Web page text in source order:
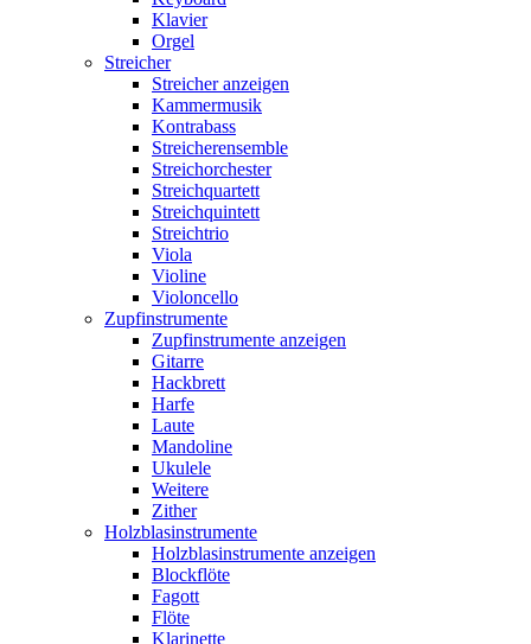
Klavier
Orgel
Streicher
Streicher anzeigen
Kammermusik
Kontrabass
Streicherensemble
Streichorchester
Streichquartett
Streichquintett
Streichtrio
Viola
Violine
Violoncello
Zupfinstrumente
Zupfinstrumente anzeigen
Gitarre
Hackbrett
Harfe
Laute
Mandoline
Ukulele
Weitere
Zither
Holzblasinstrumente
Holzblasinstrumente anzeigen
Blockflöte
Fagott
Flöte
Klarinette